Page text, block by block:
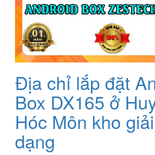
Địa chỉ lắp đặt
Box DX165 ở
Hóc Môn kho
dạng